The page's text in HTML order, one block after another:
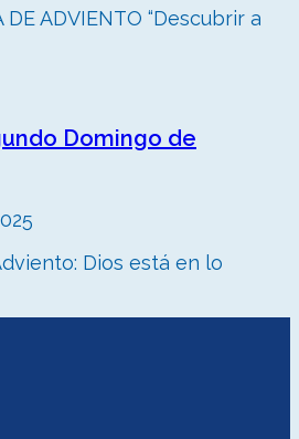
DE ADVIENTO “Descubrir a
Domingo de
Dios está en lo